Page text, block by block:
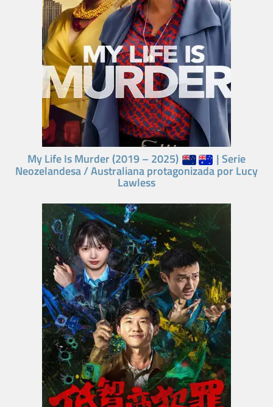
My Life Is Murder (2019 – 2025) | Serie
Neozelandesa / Australiana protagonizada por Lucy
Lawless